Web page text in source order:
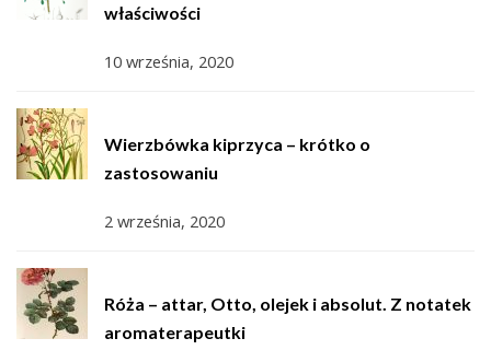
właściwości
10 września, 2020
Wierzbówka kiprzyca – krótko o
zastosowaniu
2 września, 2020
Róża – attar, Otto, olejek i absolut. Z notatek
aromaterapeutki